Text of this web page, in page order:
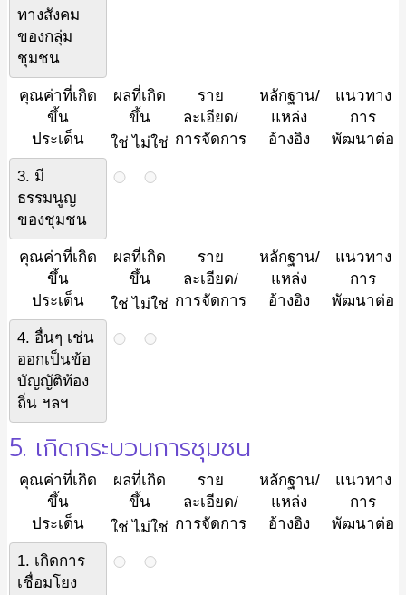
ทางสังคม
ของกลุ่ม
ชุมชน
คุณค่าที่เกิด
ขึ้น
ประเด็น
ผลที่เกิด
ขึ้น
ราย
ละเอียด/
การจัดการ
หลักฐาน/
แหล่ง
อ้างอิง
แนวทาง
การ
พัฒนาต่อ
ใช่ ไม่ใช่
3. มี
ธรรมนูญ
ของชุมชน
คุณค่าที่เกิด
ขึ้น
ประเด็น
ผลที่เกิด
ขึ้น
ราย
ละเอียด/
การจัดการ
หลักฐาน/
แหล่ง
อ้างอิง
แนวทาง
การ
พัฒนาต่อ
ใช่ ไม่ใช่
4. อื่นๆ เช่น
ออกเป็นข้อ
บัญญัติท้อง
ถิ่น ฯลฯ
5. เกิดกระบวนการชุมชน
คุณค่าที่เกิด
ขึ้น
ประเด็น
ผลที่เกิด
ขึ้น
ราย
ละเอียด/
การจัดการ
หลักฐาน/
แหล่ง
อ้างอิง
แนวทาง
การ
พัฒนาต่อ
ใช่ ไม่ใช่
1. เกิดการ
เชื่อมโยง